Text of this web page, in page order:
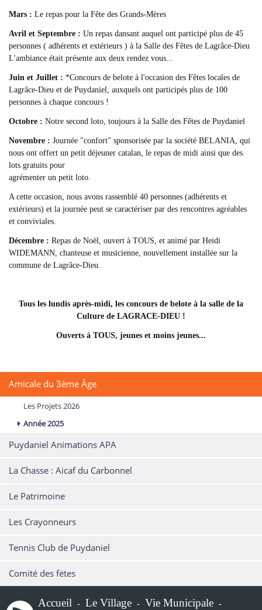
Mars : Le repas pour la Fête des Grands-Mères
Avril et Septembre : Un repas dansant auquel ont participé plus de 45
personnes ( adhérents et extérieurs ) à la Salle des Fêtes de Lagrâce-Dieu
L'ambiance était présente aux deux rendez vous...
Juin et Juillet : *Concours de belote à l'occasion des Fêtes locales de
Lagrâce-Dieu et de Puydaniel, auxquels ont participés plus de 100
personnes à chaque concours !
Octobre : Notre second loto, toujours à la Salle des Fêtes de Puydaniel
Novembre : Journée "confort" sponsorisée par la société BELANIA, qui
nous ont offert un petit déjeuner catalan, le repas de midi ainsi que des
lots gratuits pour
agrémenter un petit loto.
A cette occasion, nous avons rassemblé 40 personnes (adhérents et
extérieurs) et la journée peut se caractériser par des rencontres agréables
et conviviales.
Décembre : Repas de Noël, ouvert à TOUS, et animé par Heidi
WIDEMANN, chanteuse et musicienne, nouvellement installée sur la
commune de Lagrâce-Dieu.
Tous les lundis après-midi, les concours de belote à la salle de la
Culture de LAGRACE-DIEU !
Ouverts à TOUS, jeunes et moins jeunes...
Amicale du 3ème Âge
Les Projets 2026
Année 2025
Puydaniel Animations APA
La Chasse : Aicaf du Carbonnel
Le Patrimoine
Les Crayonneurs
Tennis Club de Puydaniel
Comité des fëtes
Accueil - Le Village - Vie Municipale -